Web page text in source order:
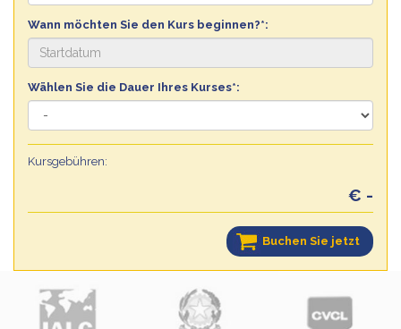
Wann möchten Sie den Kurs beginnen?*:
Wählen Sie die Dauer Ihres Kurses*:
Kursgebühren:
€ -
Buchen Sie jetzt